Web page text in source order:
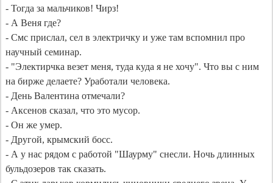
- Тогда за мальчиков! Чирз!
- А Веня где?
- Смс прислал, сел в электричку и уже там вспомнил про
научный семинар.
- "Электирчка везет меня, туда куда я не хочу". Что вы с ним
на бирже делаете? Уработали человека.
- День Валентина отмечали?
- Аксенов сказал, что это мусор.
- Он же умер.
- Другой, крымский босс.
- А у нас рядом с работой "Шаурму" снесли. Ночь длинных
бульдозеров так сказать.